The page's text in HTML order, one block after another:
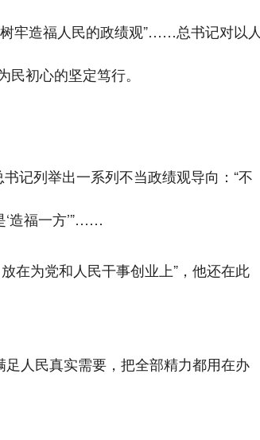
牢造福人民的政绩观”……总书记对以人
初心的坚定笃行。
记列举出一系列不当政绩观导向：“不
‘造福一方’”……
在为党和人民干事创业上”，他还在此
人民真实需要，把全部精力都用在办